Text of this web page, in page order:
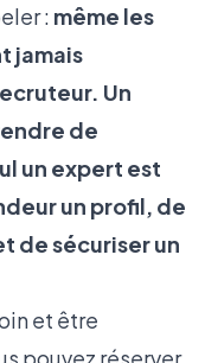
: même les
jamais
Un
de
un expert est
un profil, de
de sécuriser un
et être